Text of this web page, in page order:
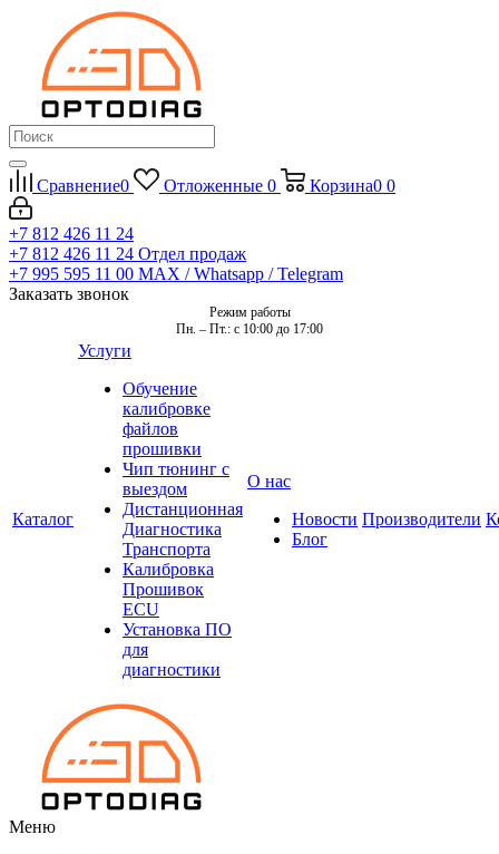
Сравнение0 Отложенные 0 Корзина0 0
+7 812 426 11 24
+7 812 426 11 24 Отдел продаж
+7 995 595 11 00 MAX / Whatsapp / Telegram
Заказать звонок
Режим работы
Пн. – Пт.: с 10:00 до 17:00
Каталог
Услуги
Обучение
калибровке
файлов
прошивки
Чип тюнинг с
выездом
Дистанционная
Диагностика
Транспорта
Калибровка
Прошивок
ECU
Установка ПО
для
диагностики
О нас
Новости
Блог
Производители
Меню